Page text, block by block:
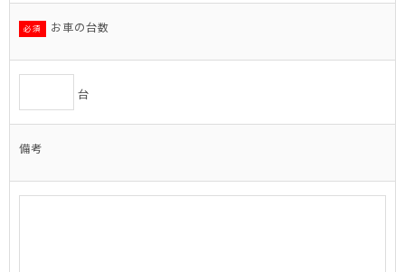
必須 お車の台数
台
備考